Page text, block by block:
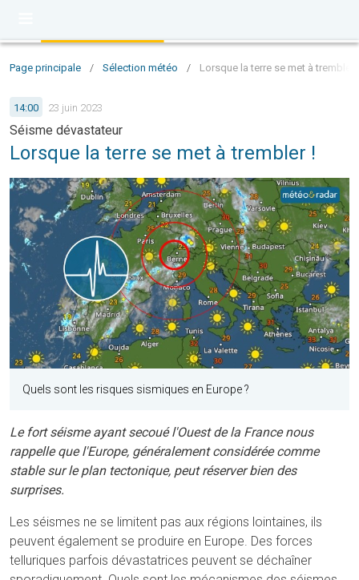
Page principale / Sélection météo / Lorsque la terre se met à trembler !
14:00 23 juin 2023
Séisme dévastateur
Lorsque la terre se met à trembler !
Quels sont les risques sismiques en Europe ?
Le fort séisme ayant secoué l'Ouest de la France nous
rappelle que l'Europe, généralement considérée comme
stable sur le plan tectonique, peut réserver bien des
surprises.
Les séismes ne se limitent pas aux régions lointaines, ils
peuvent également se produire en Europe. Des forces
telluriques parfois dévastatrices peuvent se déchaîner